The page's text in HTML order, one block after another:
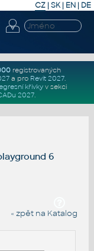
CZ | SK| EN | DE
registrovaných
a pro Revit 2027.
křivkyv sekci
2027.
6
« zpět na Katalog